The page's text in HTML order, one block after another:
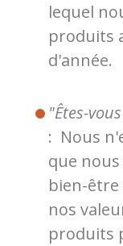
lequel
produits
d'année.
"Êtes-
: Nous
que
bien-
nos
produits